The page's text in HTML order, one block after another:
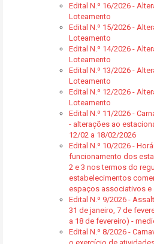
Edital N.º 16/2026 -
Loteamento
Edital N.º 15/2026 -
Loteamento
Edital N.º 14/2026 -
Loteamento
Edital N.º 13/2026 -
Loteamento
Edital N.º 12/2026 -
Loteamento
Edital N.º 11/2026 -
- alterações ao
12/02 a 18/02/2026
Edital N.º 10/2026 -
funcionamento dos
2 e 3 nos termos do
estabelecimentos
espaços associativos e
Edital N.º 9/2026 -
31 de janeiro, 7 de
a 18 de fevereiro) -
Edital N.º 8/2026 -